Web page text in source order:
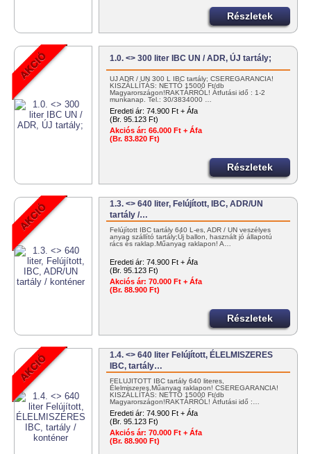
Részletek
1.0. <> 300 liter IBC UN / ADR, ÚJ tartály;
ÚJ ADR / UN 300 L IBC tartály; CSEREGARANCIA!
KISZÁLLÍTÁS: NETTÓ 15000 Ft/db
Magyarországon!RAKTÁRRÓL! Átfutási idő : 1-2
munkanap. Tel.: 30/3834000 …
Eredeti ár: 74.900 Ft + Áfa
(Br. 95.123 Ft)
Akciós ár: 66.000 Ft + Áfa
(Br. 83.820 Ft)
Részletek
1.3. <> 640 liter, Felújított, IBC, ADR/UN
tartály /…
Felújított IBC tartály 640 L-es, ADR / UN veszélyes
anyag szállító tartály;Új ballon, használt jó állapotú
rács és raklap.Műanyag raklapon! A…
Eredeti ár: 74.900 Ft + Áfa
(Br. 95.123 Ft)
Akciós ár: 70.000 Ft + Áfa
(Br. 88.900 Ft)
Részletek
1.4. <> 640 liter Felújított, ÉLELMISZERES
IBC, tartály…
FELÚJÍTOTT IBC tartály 640 literes,
Élelmiszeres,Műanyag raklapon! CSEREGARANCIA!
KISZÁLLÍTÁS: NETTÓ 15000 Ft/db
Magyarországon!RAKTÁRRÓL! Átfutási idő :…
Eredeti ár: 74.900 Ft + Áfa
(Br. 95.123 Ft)
Akciós ár: 70.000 Ft + Áfa
(Br. 88.900 Ft)